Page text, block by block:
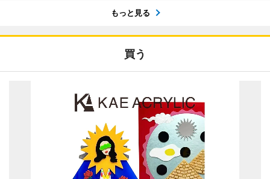
もっと見る
買う